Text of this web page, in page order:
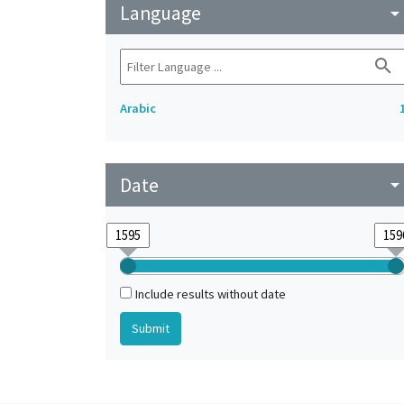
Language arrow_drop_down
search
Arabic
Date arrow_drop_down
Include results without date